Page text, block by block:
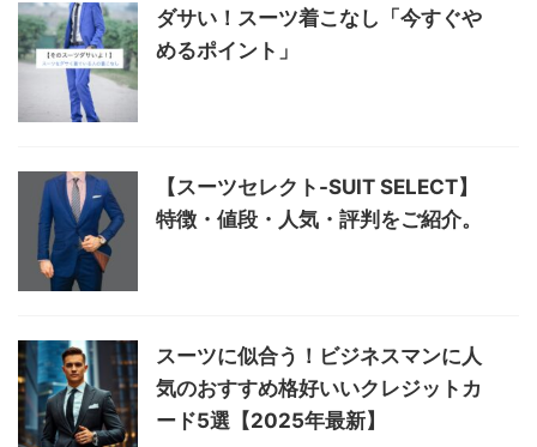
ダサい！スーツ着こなし「今すぐや
めるポイント」
【スーツセレクト-SUIT SELECT】
特徴・値段・人気・評判をご紹介。
スーツに似合う！ビジネスマンに人
気のおすすめ格好いいクレジットカ
ード5選【2025年最新】